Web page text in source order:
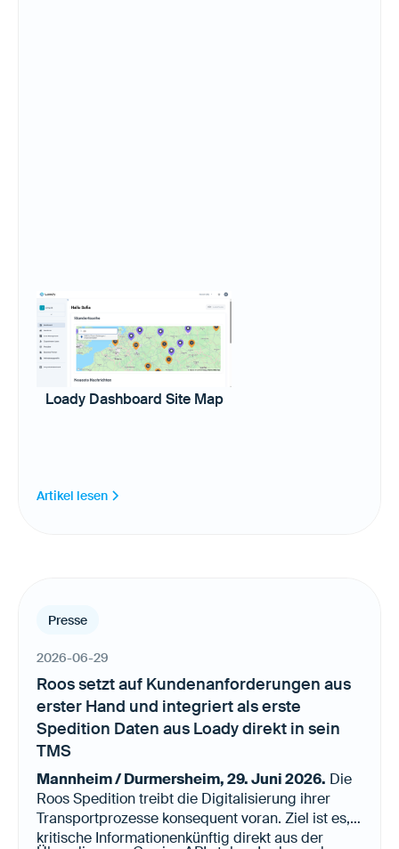
Loady Dashboard Site Map
Artikel lesen
Presse
2026-06-29
Roos setzt auf Kundenanforderungen aus
erster Hand und integriert als erste
Spedition Daten aus Loady direkt in sein
TMS
Mannheim / Durmersheim, 29. Juni 2026. Die
Roos Spedition treibt die Digitalisierung ihrer
Transportprozesse konsequent voran. Ziel ist es,
kritische Informationenkünftig direkt aus der